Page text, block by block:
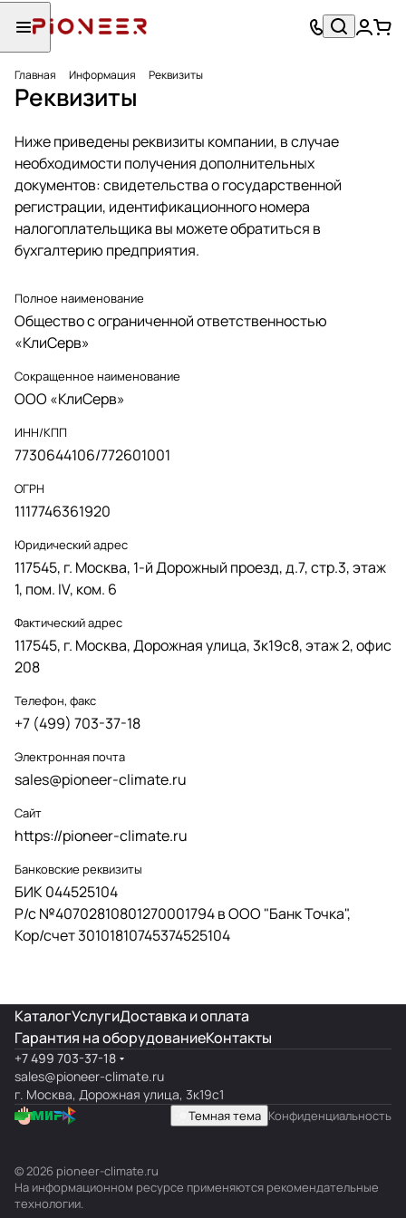
Главная Информация Реквизиты
Реквизиты
Ниже приведены реквизиты компании, в случае
необходимости получения дополнительных
документов: свидетельства о государственной
регистрации, идентификационного номера
налогоплательщика вы можете обратиться в
бухгалтерию предприятия.
Полное наименование
Общество с ограниченной ответственностью
«КлиСерв»
Сокращенное наименование
ООО «КлиСерв»
ИНН/КПП
7730644106/772601001
ОГРН
1117746361920
Юридический адрес
117545, г. Москва, 1-й Дорожный проезд, д.7, стр.3, этаж
1, пом. IV, ком. 6
Фактический адрес
117545, г. Москва, Дорожная улица, 3к19с8, этаж 2, офис
208
Телефон, факс
+7 (499) 703-37-18
Электронная почта
sales@pioneer-climate.ru
Сайт
https://pioneer-climate.ru
Банковские реквизиты
БИК 044525104
Р/с №40702810801270001794 в ООО "Банк Точка",
Кор/счет 30101810745374525104
КаталогУслугиДоставка и оплата
Гарантия на оборудованиеКонтакты
+7 499 703-37-18
sales@pioneer-climate.ru
г. Москва, Дорожная улица, 3к19с1
Темная тема Конфиденциальность
© 2026 pioneer-climate.ru
На информационном ресурсе применяются рекомендательные
технологии.